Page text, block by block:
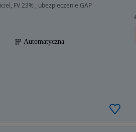
FV 23% , ubezpieczenie GAP
Automatyczna